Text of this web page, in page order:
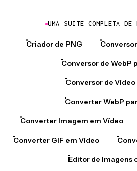
UMA SUITE COMPLETA DE
Criador de PNG
Conversor de WebP
Conversor de
Converter WebP
Converter Imagem em Vídeo
Converter GIF em Vídeo
Editor de Imagens